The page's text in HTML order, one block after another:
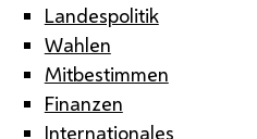
Landespolitik
Wahlen
Mitbestimmen
Finanzen
Internationales